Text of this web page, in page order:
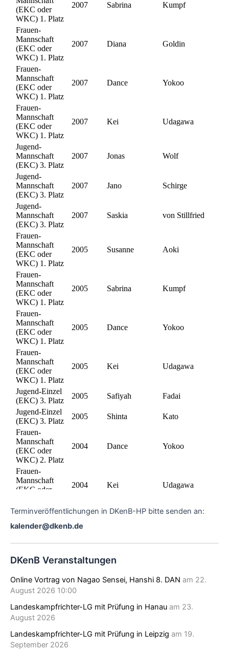
Terminveröffentlichungen in DKenB-HP bitte senden an:
kalender@dkenb.de
DKenB Veranstaltungen
Online Vortrag von Nagao Sensei, Hanshi 8. DAN am 22.
August 2026 10:00
Landeskampfrichter-LG mit Prüfung in Hanau am 23.
August 2026
Landeskampfrichter-LG mit Prüfung in Leipzig am 19.
September 2026